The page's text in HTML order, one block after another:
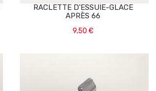
RACLETTE D'ESSUIE-GLACE
APRÈS 66
9,50 €
Ajouter Au Panier